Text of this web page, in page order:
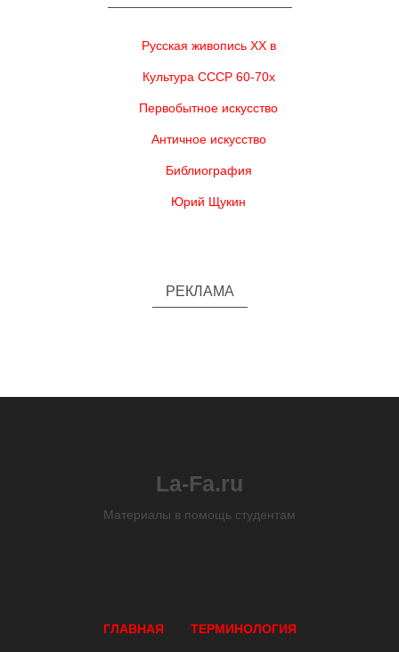
Русская живопись XX в
Культура СССР 60-70х
Первобытное искусство
Античное искусство
Библиография
Юрий Щукин
РЕКЛАМА
La-Fa.ru
Материалы в помощь студентам
ГЛАВНАЯ ТЕРМИНОЛОГИЯ